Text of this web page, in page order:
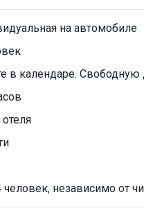
на автомобиле
в календаре.
независимо от